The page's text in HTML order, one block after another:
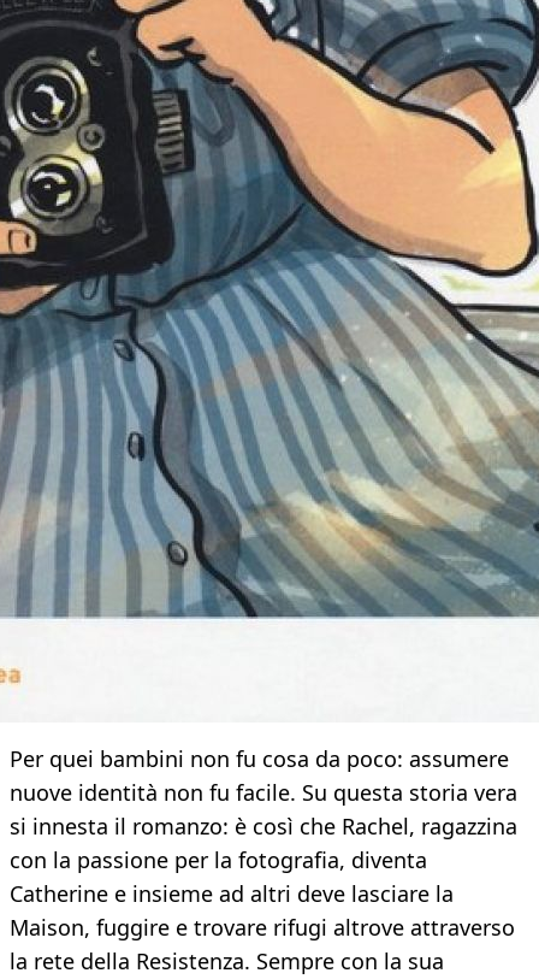
Per quei bambini non fu cosa da poco: assumere
nuove identità non fu facile. Su questa storia vera
si innesta il romanzo: è così che Rachel, ragazzina
con la passione per la fotografia, diventa
Catherine e insieme ad altri deve lasciare la
Maison, fuggire e trovare rifugi altrove attraverso
la rete della Resistenza. Sempre con la sua